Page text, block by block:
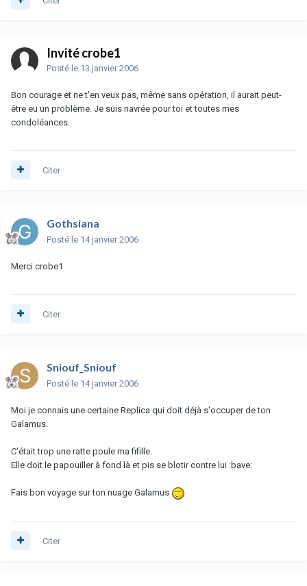
Invité crobe1
Posté le 13 janvier 2006
Bon courage et ne t'en veux pas, même sans opération, il aurait peut-
être eu un problème. Je suis navrée pour toi et toutes mes
condoléances.
Citer
Gothsiana
Posté le 14 janvier 2006
Merci crobe1
Citer
Sniouf_Sniouf
Posté le 14 janvier 2006
Moi je connais une certaine Replica qui doit déjà s'occuper de ton
Galamus.
C'était trop une ratte poule ma fifille.
Elle doit le papouiller à fond là et pis se blotir contre lui :bave:
Fais bon voyage sur ton nuage Galamus
Citer